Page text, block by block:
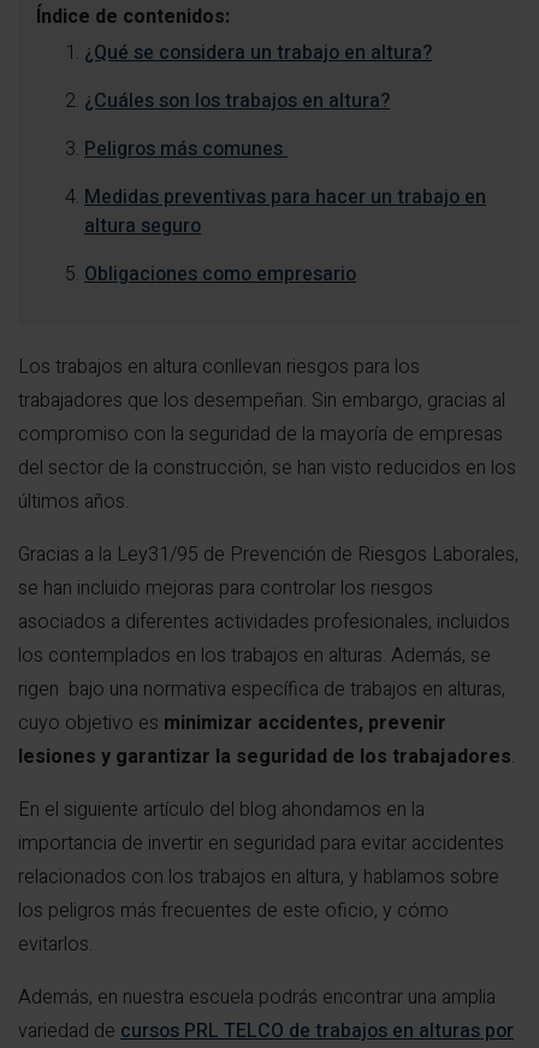
Índice de contenidos:
¿Qué se considera un trabajo en altura?
¿Cuáles son los trabajos en altura?
Peligros más comunes
Medidas preventivas para hacer un trabajo en
altura seguro
Obligaciones como empresario
Los trabajos en altura conllevan riesgos para los
trabajadores que los desempeñan. Sin embargo, gracias al
compromiso con la seguridad de la mayoría de empresas
del sector de la construcción, se han visto reducidos en los
últimos años.
Gracias a la Ley31/95 de Prevención de Riesgos Laborales,
se han incluido mejoras para controlar los riesgos
asociados a diferentes actividades profesionales, incluidos
los contemplados en los trabajos en alturas. Además, se
rigen bajo una normativa específica de trabajos en alturas,
cuyo objetivo es minimizar accidentes, prevenir
lesiones y garantizar la seguridad de los trabajadores.
En el siguiente artículo del blog ahondamos en la
importancia de invertir en seguridad para evitar accidentes
relacionados con los trabajos en altura, y hablamos sobre
los peligros más frecuentes de este oficio, y cómo
evitarlos.
Además, en nuestra escuela podrás encontrar una amplia
variedad de cursos PRL TELCO de trabajos en alturas por